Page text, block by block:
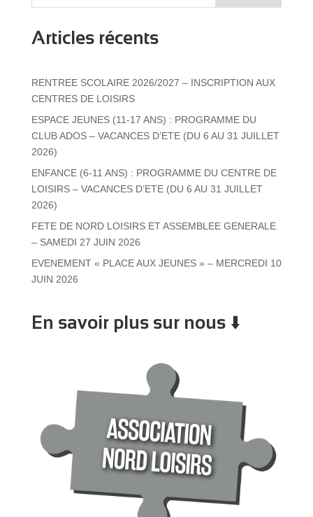
Articles récents
RENTREE SCOLAIRE 2026/2027 – INSCRIPTION AUX
CENTRES DE LOISIRS
ESPACE JEUNES (11-17 ANS) : PROGRAMME DU
CLUB ADOS – VACANCES D’ETE (DU 6 AU 31 JUILLET
2026)
ENFANCE (6-11 ANS) : PROGRAMME DU CENTRE DE
LOISIRS – VACANCES D’ETE (DU 6 AU 31 JUILLET
2026)
FETE DE NORD LOISIRS ET ASSEMBLEE GENERALE
– SAMEDI 27 JUIN 2026
EVENEMENT « PLACE AUX JEUNES » – MERCREDI 10
JUIN 2026
En savoir plus sur nous ⬇️